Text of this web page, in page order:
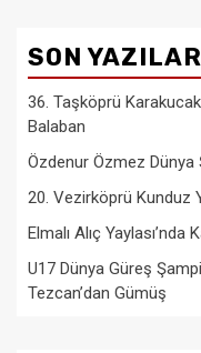
SON YAZILAR
36. Taşköprü
Balaban
Özdenur Özmez Dünya
20. Vezirköprü Kunduz
Elmalı Alıç
U17 Dünya Güreş
Tezcan’dan Gümüş